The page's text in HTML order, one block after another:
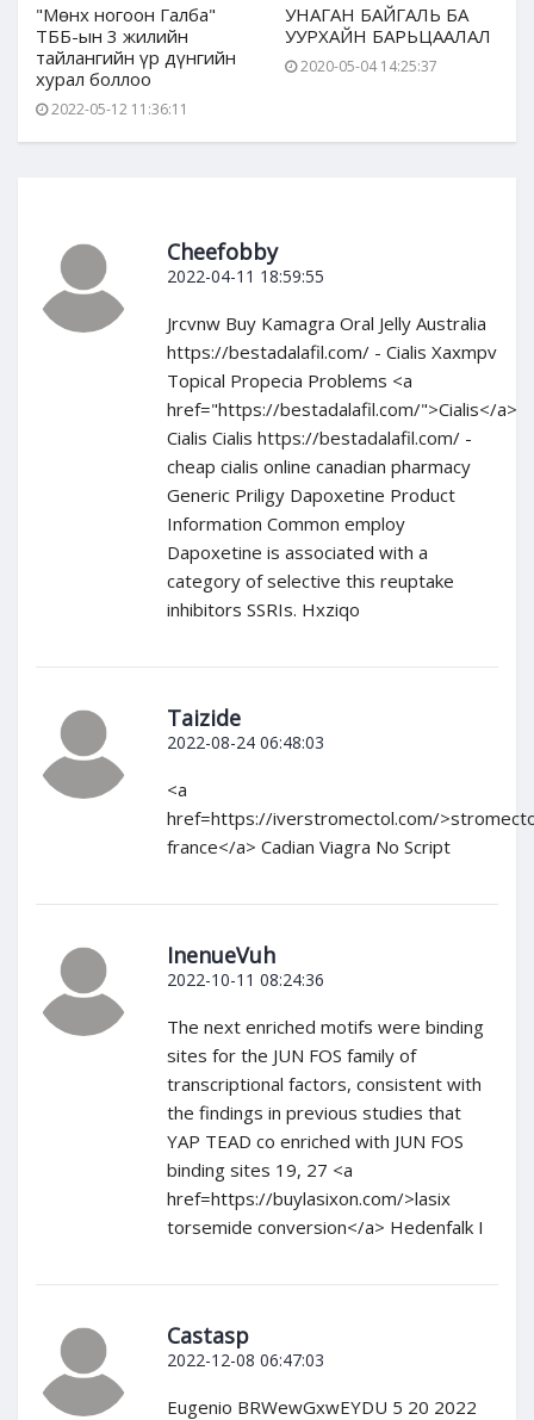
"Мөнх ногоон Галба"
ТББ-ын 3 жилийн
тайлангийн үр дүнгийн
хурал боллоо
2022-05-12 11:36:11
УНАГАН БАЙГАЛЬ БА
УУРХАЙН БАРЬЦААЛАЛ
2020-05-04 14:25:37
Cheefobby
2022-04-11 18:59:55
Jrcvnw Buy Kamagra Oral Jelly Australia
https://bestadalafil.com/ - Cialis Xaxmpv
Topical Propecia Problems <a
href="https://bestadalafil.com/">Cialis</a>
Cialis Cialis https://bestadalafil.com/ -
cheap cialis online canadian pharmacy
Generic Priligy Dapoxetine Product
Information Common employ
Dapoxetine is associated with a
category of selective this reuptake
inhibitors SSRIs. Hxziqo
Taizide
2022-08-24 06:48:03
<a
href=https://iverstromectol.com/
france</a> Cadian Viagra No Script
InenueVuh
2022-10-11 08:24:36
The next enriched motifs were binding
sites for the JUN FOS family of
transcriptional factors, consistent with
the findings in previous studies that
YAP TEAD co enriched with JUN FOS
binding sites 19, 27 <a
href=https://buylasixon.com/>lasix
torsemide conversion</a> Hedenfalk I
Castasp
2022-12-08 06:47:03
Eugenio BRWewGxwEYDU 5 20 2022